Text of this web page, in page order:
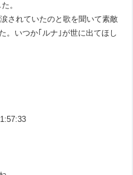
。
されていたのと歌を聞いて素敵
。いつか｢ルナ｣が世に出てほし